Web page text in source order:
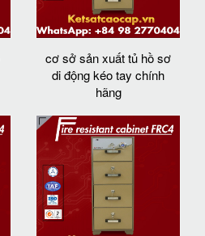
cơ sở sản xuất tủ hồ sơ
di động kéo tay chính
hãng